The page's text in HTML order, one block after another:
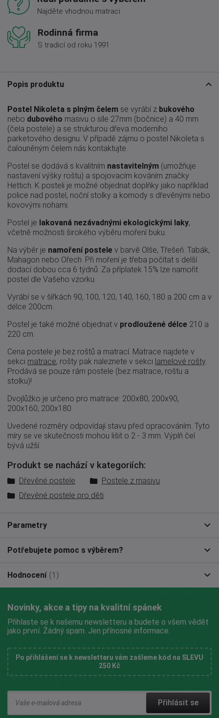
Najděte vhodnou matraci
Rodinná firma
S tradicí od roku 1991
Popis produktu
Postel Nikoleta s plným čelem se vyrábí z bukového
nebo dubového masivu o síle 27mm (bočnice) a 40 mm
(čela postele) a se strukturou dřeva moderního
parketového designu. V případě zájmu o postel Nikoleta s
čalouněným čelem nás kontaktujte.
Postel se dodává s kvalitním nastavitelným (umožňuje
nastavení výšky roštu) a spojovacím kováním značky
Hettich. K posteli je možné objednat doplňky jako například
police nad postel, noční stolky a komody s dřevěnými nebo
kovovými nohami.
Postel je lakovaná nezávadnými ekologickými laky,
včetně možnosti širokého výběru moření buku.
Na výběr je namoření postele v barvě Olše, Třešeň. Tabák,
Mahagon nebo Ořech. Při moření je třeba počítat s delší
dodací dobou cca 6 týdnů. Za příplatek 15% lze namořit
postel dle Vašeho vzorku.
Vyrábí se v šířkách 90, 100, 120, 140, 160, 180 a 200 cm a v
délce 200cm.
Postel je také možné objednat v prodloužené délce 210 a
220 cm.
Cena postele je bez roštů a matrací. Matrace najdete v
sekci matrace, rošty pak naleznete v sekci lamelové rošty.
Prodává se pouze rám postele (bez matrace, roštu a
stolku)!
Dvojlůžko je určeno pro matrace: 200x80, 200x90,
200x160, 200x180.
Uvedené rozměry odpovídají stavu před opracováním. Tyto
míry se ve skutečnosti mohou lišit o 2 - 3 mm. Výplň čel
bývá užší.
Produkt se nachází v kategoriích:
Dřevěné postele
Postele z masivu
Dřevěné postele pro děti
Parametry
Potřebujete pomoc s výběrem?
Hodnocení (1)
Novinky, akce a tipy na kvalitní spánek
Přihlaste se k našemu newsletteru a budete o všem vědět
jako první. Žádný spam. Jen přínosné informace.
Po přihlášení se k newsletteru vám zašleme kód na SLEVU
250 Kč
Přihlásit se